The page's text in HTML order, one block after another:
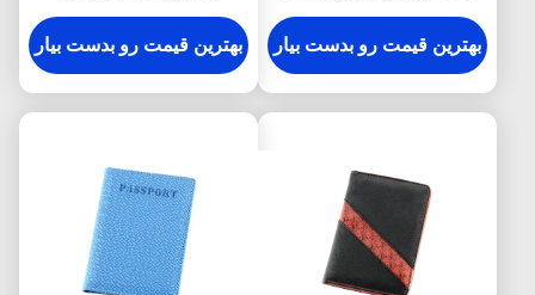
مستطیلی
بهترین قیمت رو بدست بیار
برجسته کیف پول پاسپورت
شخصی
بهترین قیمت رو بدست بیار